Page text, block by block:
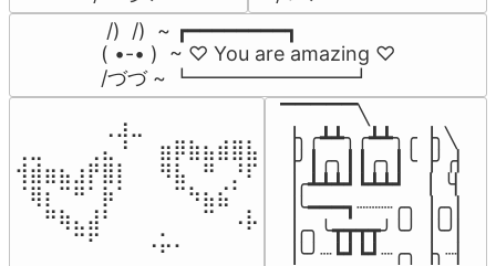
/)  /)  ~ ┏━━━━━━━━┓
( •-• )  ~ ♡ You are amazing ♡
/づづ ~ ┗━━━━━━━━┛
⠀⠀⠀⠀⠀⠀⢀⣰⣀⠀⠀⠀⠀⠀⠀⠀⠀
⢀⣀⠀⠀⠀⢀⣄⠘⠀⠀⣶⡿⣷⣦⣾⣿⣧
⢺⣾⣶⣦⣰⡟⣿⡇⠀⠀⠻⣧⠀⠛⠀⡘⠏
⠈⢿⡆⠉⠛⠁⡷⠁⠀⠀⠀⠉⠳⣦⣮⠁⠀
⠀⠀⠛⢷⣄⣼⠃⠀⠀⠀⠀⠀⠀⠉⠀⠠⡧
⠀⠀⠀⠀⠉⠋⠀⠀⠀⠠⡥⠄⠀⠀⠀⠀⠀
▔▔▔▔▔╲
▕╮╭┻┻╮╭┻┻╮╭▕╮╲
▕╯┃╭╮┃┃╭╮┃╰▕╯╭▏
▕╭┻┻┻┛┗┻┻┛  ▕  ╰▏
▕╰━━━┓┈┈┈╭╮▕╭╮▏
▕╭╮╰┳┳┳┳╯╰╯▕╰╯▏
▕╰╯┈┗┛┗┛┈╭╮▕╮┈▏